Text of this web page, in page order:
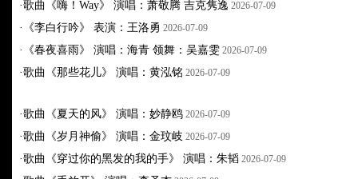
·歌曲《嗨！Way》 演唱：萧敬腾 吉克隽逸 2026-07-09
· 《李白行吟》 表演：王洛勇 2026-07-09
· 《春夜喜雨》 演唱：海青 领舞：吴嘉雯 2026-07-09
·歌曲《那些花儿》 演唱：黄泓铭 2026-07-09
·歌曲《夏天的风》 演唱：妙静鸥 2026-07-09
·歌曲《岁月神偷》 演唱：金玟岐 2026-07-09
·歌曲《穿过你的黑发的我的手》 演唱：朱韬 2026-07-09